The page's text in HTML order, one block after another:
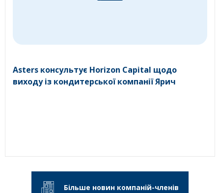
Asters консультує Horizon Capital щодо
виходу із кондитерської компанії Ярич
Більше новин компаній-членів